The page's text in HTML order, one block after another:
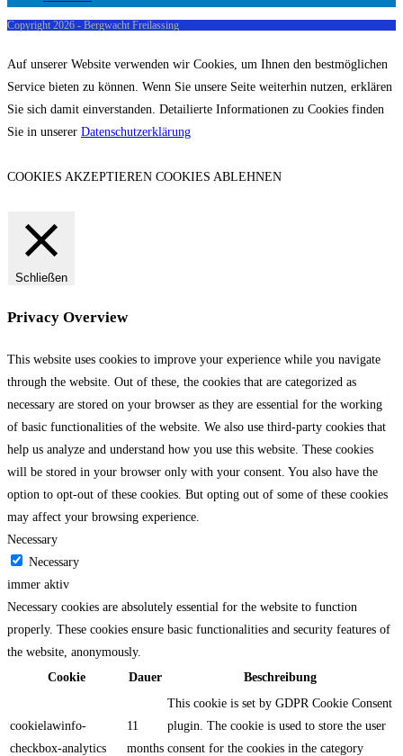
Copyright 2026 - Bergwacht Freilassing
Auf unserer Website verwenden wir Cookies, um Ihnen den bestmöglichen
Service bieten zu können. Wenn Sie unsere Seite weiterhin nutzen, erklären
Sie sich damit einverstanden. Detailierte Informationen zu Cookies finden
Sie in unserer Datenschutzerklärung
COOKIES AKZEPTIEREN COOKIES ABLEHNEN
Schließen
Privacy Overview
This website uses cookies to improve your experience while you navigate
through the website. Out of these, the cookies that are categorized as
necessary are stored on your browser as they are essential for the working
of basic functionalities of the website. We also use third-party cookies that
help us analyze and understand how you use this website. These cookies
will be stored in your browser only with your consent. You also have the
option to opt-out of these cookies. But opting out of some of these cookies
may affect your browsing experience.
Necessary
Necessary
immer aktiv
Necessary cookies are absolutely essential for the website to function
properly. These cookies ensure basic functionalities and security features of
the website, anonymously.
Cookie
Dauer Beschreibung
cookielawinfo-
checkbox-analytics
11
months
This cookie is set by GDPR Cookie Consent
plugin. The cookie is used to store the user
consent for the cookies in the category